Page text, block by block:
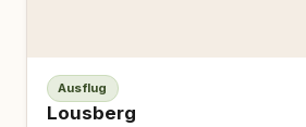
Ausflug
Lousberg